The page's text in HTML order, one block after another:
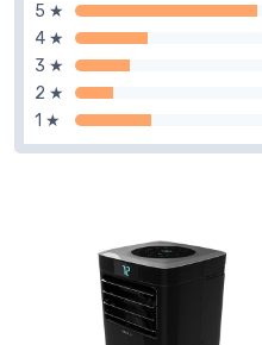
5 ★
4 ★
3 ★
2 ★
1 ★